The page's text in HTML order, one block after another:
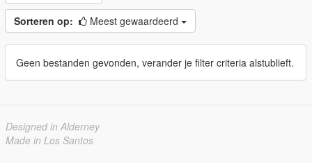
Sorteren op: Meest gewaardeerd
Geen bestanden gevonden, verander je filter criteria alstublieft.
Designed in Alderney
Made in Los Santos